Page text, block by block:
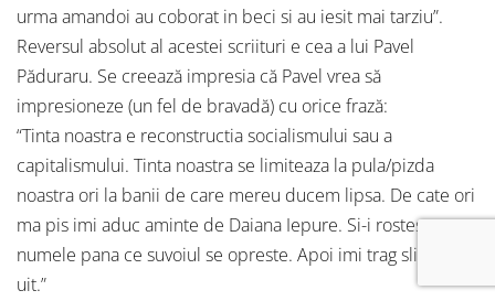
urma amandoi au coborat in beci si au iesit mai tarziu”.
Reversul absolut al acestei scriituri e cea a lui Pavel
Păduraru. Se creează impresia că Pavel vrea să
impresioneze (un fel de bravadă) cu orice frază:
“Tinta noastra e reconstructia socialismului sau a
capitalismului. Tinta noastra se limiteaza la pula/pizda
noastra ori la banii de care mereu ducem lipsa. De cate ori
ma pis imi aduc aminte de Daiana Iepure. Si-i rostesc
numele pana ce suvoiul se opreste. Apoi imi trag slitul si o
uit.”